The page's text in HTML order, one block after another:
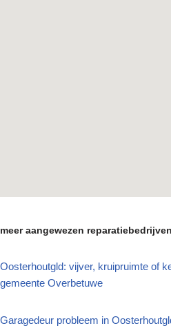
meer aangewezen
Oosterhoutgld: vijver, kruipruimte of
gemeente Overbetuwe
Garagedeur probleem in